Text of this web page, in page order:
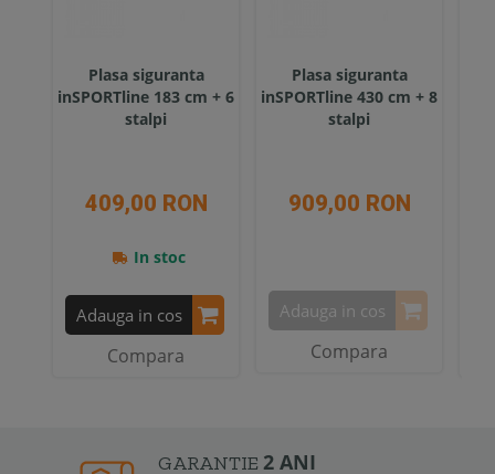
Plasa siguranta
inSPORTline 183 cm + 6
stalpi
409,00 RON
In stoc
Adauga in cos
Compara
Plasa siguranta
inSPORTline 430 cm + 8
stalpi
909,00 RON
Adauga in cos
Compara
GARANTIE2 ANI